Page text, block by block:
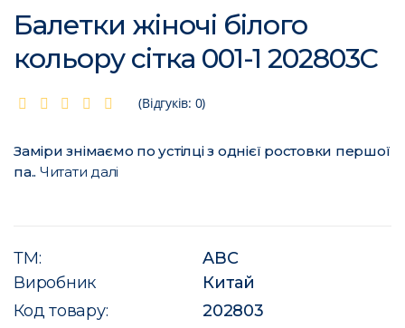
Балетки жіночі білого
кольору сітка 001-1 202803C
(Відгуків: 0)
Заміри знімаємо по устілці з однієї ростовки першої
па.. Читати далі
ТМ:
ABC
Виробник
Китай
Код товару:
202803